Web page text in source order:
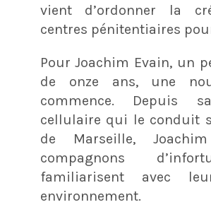
vient d’ordonner la
centres pénitentiaires
Pour Joachim Evain, un
de onze ans, une
commence. Depuis
cellulaire qui le conduit
de Marseille,
compagnons
familiarisent avec
environnement.